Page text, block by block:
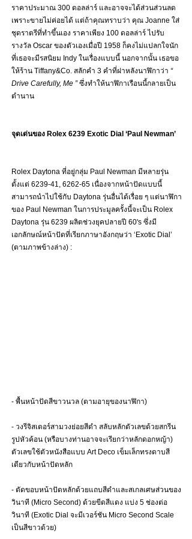
ราคาประมาณ 300 ดอลล่าร์ และอาจจะได้ส่วนส่วนลด
เพราะขายไม่ค่อยได้ แต่ถ้าคุณทราบว่า คุณ Joanne ใส่
ชุดราตรีที่ทำขึ้นเอง ราคาเพียง 100 ดอลล่าร์ ไปรับ
รางวัล Oscar ของตัวเองเมื่อปี 1958 ก็คงไม่แปลกใจนัก
ที่เธอจะมีรสนิยม Indy ในเรื่องแบบนี้ นอกจากนั้น เธอขอ
ให้ร้าน Tiffany&Co. สลักคำ 3 คำที่ฝาหลังนาฬิกาว่า “
Drive Carefully, Me ” ซึ่งทำให้นาฬิกาเรือนนี้กลายเป็น
ตำนาน
จุดเด่นของ Rolex 6239 Exotic Dial ‘Paul Newman’
Rolex Daytona ที่อยู่กลุ่ม Paul Newman มีหลายรุ่น
ตั้งแต่ 6239-41, 6262-65 เนื่องจากหน้าปัดแบบนี้
สามารถนำไปใช้กับ Daytona รุ่นอื่นได้เรื่อย ๆ แต่นาฬิกา
ของ Paul Newman ในการประมูลครั้งนี้จะเป็น Rolex
Daytona รุ่น 6239 ผลิตช่วงยุคปลายปี 60's ซึ่งมี
เอกลักษณ์หน้าปัดที่เรียกภาษาอังกฤษว่า ‘Exotic Dial’
(ตามภาพข้างล่าง) :
- พื้นหน้าปัดสีขาวนวล (ตามอายุของนาฬิกา)
- วงรีจิสเตอร์สามวงย่อยสีดำ สลับหลักตัวเลขด้วยสกรีน
รูปหัวค้อน (หรือบางท่านอาจจะเรียกว่าหลักดอกหญ้า)
ตัวเลขใช้ตัวหนังสือแบบ Art Deco เข็มเล็กทรงดาบสี
เดียวกับหน้าปัดหลัก
- ตัดขอบหน้าปัดหลักด้วยแถบสีดำและสเกลเศษส่วนของ
วินาที (Micro Second) ด้วยขีดสีแดง แบ่ง 5 ช่องต่อ
วินาที (Exotic Dial จะมีเวอร์ชัน Micro Second Scale
เป็นสีขาวด้วย)